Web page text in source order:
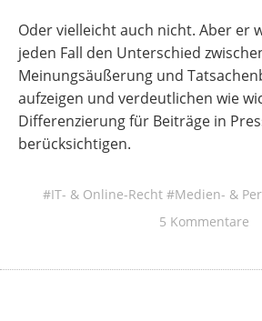
Oder vielleicht auch nicht. Aber er
jeden Fall den Unterschied
Meinungsäußerung und
aufzeigen und verdeutlichen wie
Differenzierung für Beiträge in
berücksichtigen.
IT- & Online-Recht
Medien- &
5 Kommentare